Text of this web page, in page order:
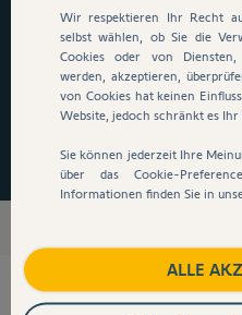
Wir respektieren Ihr Recht
selbst wählen, ob Sie die
Cookies oder von
werden, akzeptieren,
von Cookies hat keinen
Website, jedoch schränkt es Ihr
Sie können jederzeit Ihre
über das Cookie-
Informationen finden Sie in
ALLE